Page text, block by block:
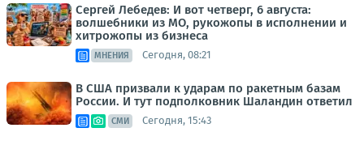
Сергей Лебедев: И вот четверг, 6 августа:
волшебники из МО, рукожопы в исполнении и
хитрожопы из бизнеса
МНЕНИЯ Сегодня, 08:21
В США призвали к ударам по ракетным базам
России. И тут подполковник Шаландин ответил
СМИ Сегодня, 15:43